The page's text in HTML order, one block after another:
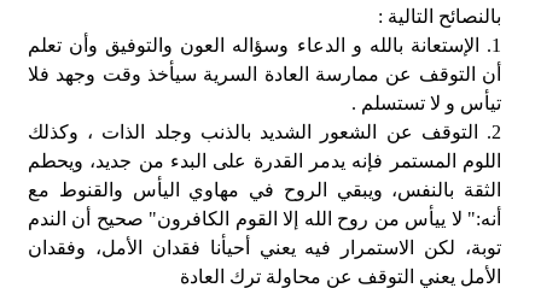
بالنصائح التالية :
1. الإستعانة بالله و الدعاء وسؤاله العون والتوفيق وأن تعلم
أن التوقف عن ممارسة العادة السرية سيأخذ وقت وجهد فلا
تيأس و لا تستسلم .
2. التوقف عن الشعور الشديد بالذنب وجلد الذات ، وكذلك
اللوم المستمر فإنه يدمر القدرة على البدء من جديد، ويحطم
الثقة بالنفس، ويبقي الروح في مهاوي اليأس والقنوط مع
أنه:" لا ييأس من روح الله إلا القوم الكافرون" صحيح أن الندم
توبة، لكن الاستمرار فيه يعني أحيأنا فقدان الأمل، وفقدان
الأمل يعني التوقف عن محاولة ترك العادة